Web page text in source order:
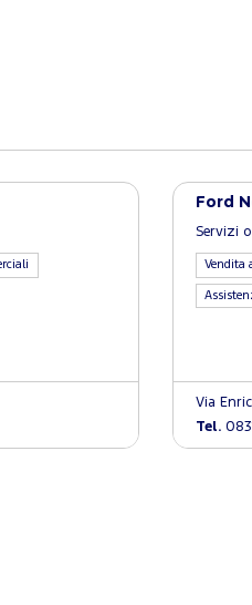
Ford
Servizi
Vendita
Via
Tel.